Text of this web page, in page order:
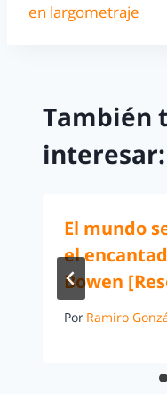
en largometraje
También
interesar:
El mundo
el
Bowen
Por Ramiro